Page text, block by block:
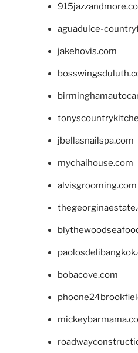
aguadulce-
jakehovis.com
jbellasnailspa.com
mychaihouse.com
alvisgrooming.com
bobacove.com